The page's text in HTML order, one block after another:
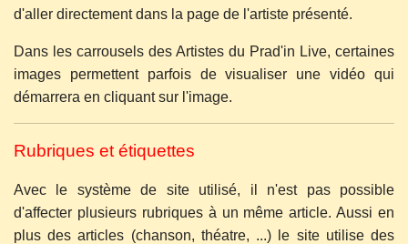
d'aller directement dans la page de l'artiste présenté.
Dans les carrousels des Artistes du Prad'in Live, certaines
images permettent parfois de visualiser une vidéo qui
démarrera en cliquant sur l'image.
Rubriques et étiquettes
Avec le système de site utilisé, il n'est pas possible
d'affecter plusieurs rubriques à un même article. Aussi en
plus des articles (chanson, théatre, ...) le site utilise des